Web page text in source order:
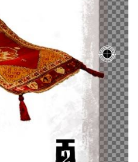
de sauver Olima et mettre un
sur Ankatia, il leur
les Pierres Maudites
de Thoth-Amon,
sorcier s’appuie afin